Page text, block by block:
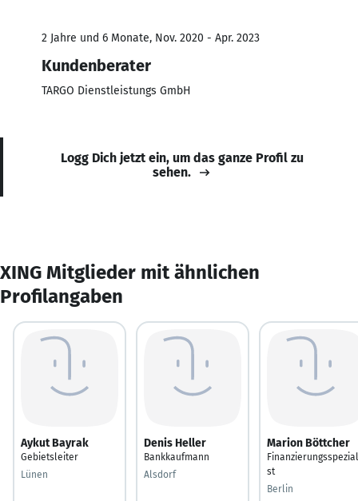
2 Jahre und 6 Monate, Nov. 2020 - Apr. 2023
Kundenberater
TARGO Dienstleistungs GmbH
Logg Dich jetzt ein, um das ganze Profil zu
sehen.
XING Mitglieder mit ähnlichen
Profilangaben
Aykut Bayrak
Gebietsleiter
Lünen
Denis Heller
Bankkaufmann
Alsdorf
Marion Böttcher
st
Berlin